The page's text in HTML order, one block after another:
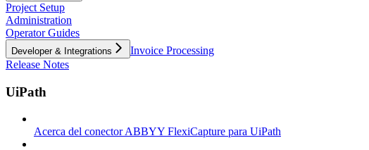
Project Setup
Administration
Operator Guides
Developer & Integrations
Invoice Processing
Release Notes
UiPath
Acerca del conector ABBYY FlexiCapture para UiPath